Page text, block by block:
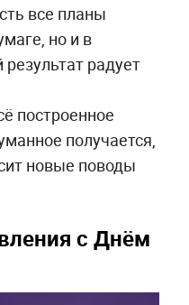
все планы
но и в
радует
построенное
получается,
новые поводы
с Днём